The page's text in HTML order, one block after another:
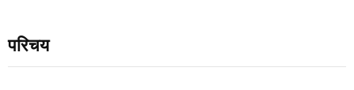
परिचय